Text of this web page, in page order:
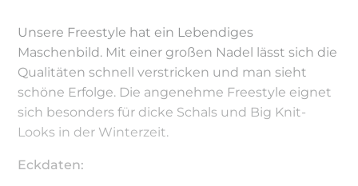
Unsere Freestyle hat ein Lebendiges
Maschenbild. Mit einer großen Nadel lässt sich die
Qualitäten schnell verstricken und man sieht
schöne Erfolge. Die angenehme Freestyle eignet
sich besonders für dicke Schals und Big Knit-
Looks in der Winterzeit.
Eckdaten: